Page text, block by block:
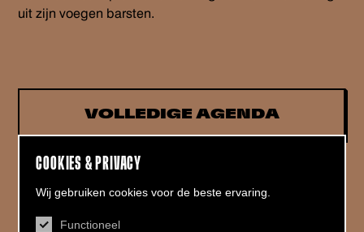
COOKIES & PRIVACY
Wij gebruiken cookies voor de beste ervaring.
Functioneel
uit zijn voegen barsten.
VOLLEDIGE AGENDA